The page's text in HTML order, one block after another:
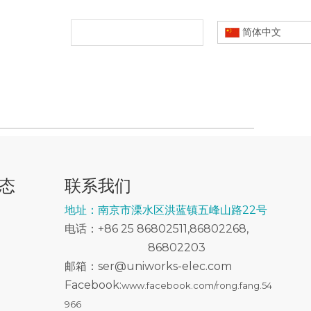
简体中文
联系我们
地址：南京市溧水区洪蓝镇五峰山路22号
电话：+86 25 86802511,86802268,
86802203
邮箱：ser@uniworks-elec.com
Facebook:www.facebook.com/rong.fang.54
966